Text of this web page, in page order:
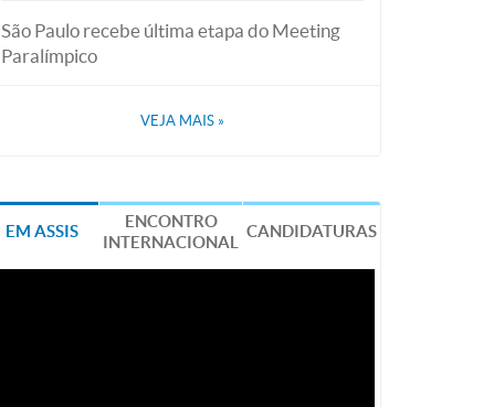
São Paulo recebe última etapa do Meeting
Paralímpico
VEJA MAIS »
EM ASSIS
ENCONTRO
INTERNACIONAL
CANDIDATURAS